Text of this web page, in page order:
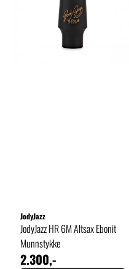
JodyJazz
JodyJazz HR 6M Altsax Ebonit
Munnstykke
2.300,-